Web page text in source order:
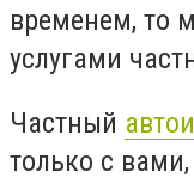
временем, то
услугами
Частный
только с